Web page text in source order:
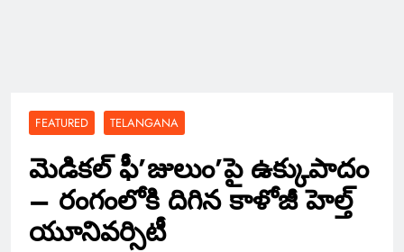
FEATURED TELANGANA
మెడికల్ ఫీ’జులుం’పై ఉక్కుపాదం
– రంగంలోకి దిగిన కాళోజీ హెల్త్
యూనివర్సిటీ